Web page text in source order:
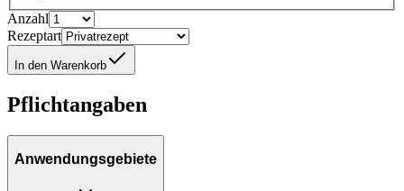
Anzahl
Rezeptart
In den Warenkorb
Pflichtangaben
Anwendungsgebiete